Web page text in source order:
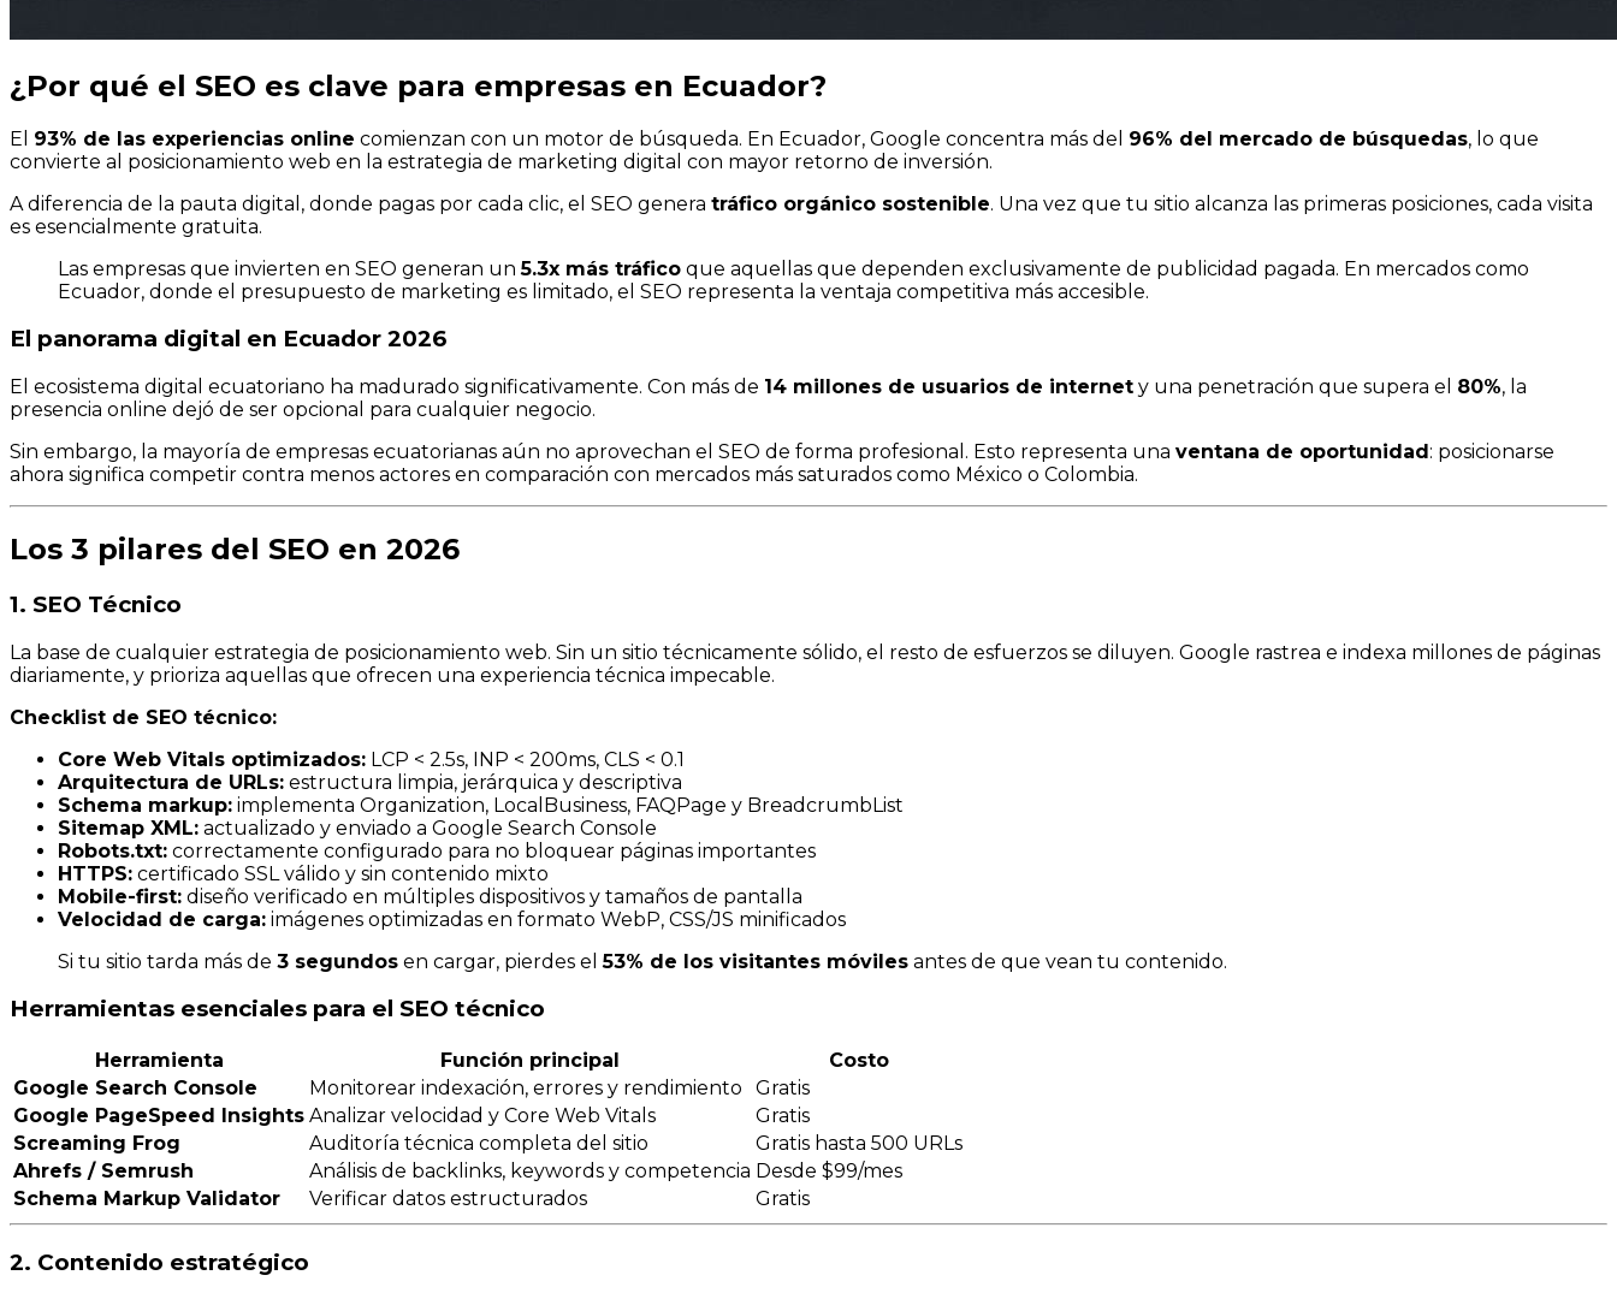
¿Por qué el SEO es clave para empresas en Ecuador?
El 93% de las experiencias online comienzan con un motor de búsqueda. En Ecuador, Google concentra más del 96% del mercado de búsquedas, lo que
convierte al posicionamiento web en la estrategia de marketing digital con mayor retorno de inversión.
A diferencia de la pauta digital, donde pagas por cada clic, el SEO genera tráfico orgánico sostenible. Una vez que tu sitio alcanza las primeras posiciones, cada visita
es esencialmente gratuita.
Las empresas que invierten en SEO generan un5.3x más tráfico que aquellas que dependen exclusivamente de publicidad pagada. En mercados como
Ecuador, donde el presupuesto de marketing es limitado, el SEO representa la ventaja competitiva más accesible.
El panorama digital en Ecuador 2026
El ecosistema digital ecuatoriano ha madurado significativamente. Con más de 14 millones de usuarios de internet y una penetración que supera el 80%, la
presencia online dejó de ser opcional para cualquier negocio.
Sin embargo, la mayoría de empresas ecuatorianas aún no aprovechan el SEO de forma profesional. Esto representa una ventana de oportunidad: posicionarse
ahora significa competir contra menos actores en comparación con mercados más saturados como México o Colombia.
Los 3 pilares del SEO en 2026
1. SEO Técnico
La base de cualquier estrategia de posicionamiento web. Sin un sitio técnicamente sólido, el resto de esfuerzos se diluyen. Google rastrea e indexa millones de páginas
diariamente, y prioriza aquellas que ofrecen una experiencia técnica impecable.
Checklist de SEO técnico:
Core Web Vitals optimizados: LCP < 2.5s, INP < 200ms, CLS < 0.1
Arquitectura de URLs: estructura limpia, jerárquica y descriptiva
Schema markup: implementa Organization, LocalBusiness, FAQPage y BreadcrumbList
Sitemap XML: actualizado y enviado a Google Search Console
Robots.txt: correctamente configurado para no bloquear páginas importantes
HTTPS: certificado SSL válido y sin contenido mixto
Mobile-first: diseño verificado en múltiples dispositivos y tamaños de pantalla
Velocidad de carga: imágenes optimizadas en formato WebP, CSS/JS minificados
Si tu sitio tarda más de 3 segundos en cargar, pierdes el53% de los visitantes móviles antes de que vean tu contenido.
Herramientas esenciales para el SEO técnico
Herramienta Función principal
Costo
Google Search Console
Monitorear indexación, errores y rendimiento
Gratis
Google PageSpeed Insights Analizar velocidad y Core Web Vitals
Gratis
Screaming Frog
Auditoría técnica completa del sitio
Gratis hasta 500 URLs
Ahrefs / Semrush
Análisis de backlinks, keywords y competencia Desde $99/mes
Schema Markup Validator
Verificar datos estructurados Gratis
2. Contenido estratégico